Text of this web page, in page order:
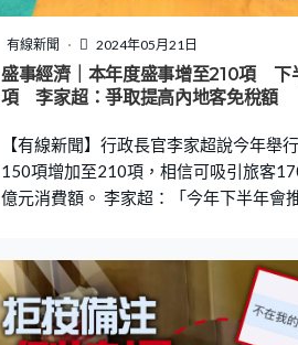
政事務總署緊急事故協調中心現已運作
示，會為有需要臨時住宿人士開放臨時庇
有線新聞 2024年05月21日
盛事經濟｜本年度盛事增至210項 下
項 李家超：爭取提高內地客免稅額
【有線新聞】行政長官李家超說今年舉
150項增加至210項，相信可吸引旅客
億元消費額。 李家超：「今年下半年會
亦有載譽歸來的盛事，全新盛事包括香
時裝設計周及與交通運輸有關的博覽會
人數大增，會與盛事經濟產生乘數效應